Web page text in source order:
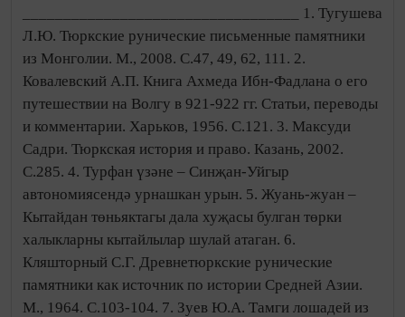
__________________________________ 1. Тугушева
Л.Ю. Тюркские рунические письменные памятники
из Монголии. М., 2008. С.47, 49, 62, 111. 2.
Ковалевский А.П. Книга Ахмеда Ибн-Фадлана о его
путешествии на Волгу в 921-922 гг. Статьи, переводы
и комментарии. Харьков, 1956. С.121. 3. Максуди
Садри. Тюркская история и право. Казань, 2002.
С.285. 4. Турфан үзәне – Синҗан-Уйгыр
автономиясендә урнашкан урын. 5. Жуань-жуан –
Кытайдан төньяктагы дала хуҗасы булган төрки
халыкларны кытайлылар шулай атаган. 6.
Кляшторный С.Г. Древнетюркские рунические
памятники как источник по истории Средней Азии.
М., 1964. С.103-104. 7. Зуев Ю.А. Тамги лошадей из